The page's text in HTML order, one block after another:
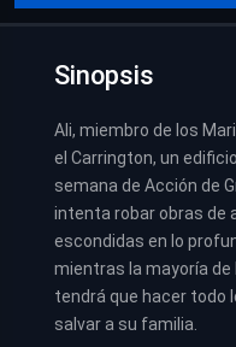
Sinopsis
Ali, miembro de los
el Carrington, un
semana de Acción de
intenta robar obras de
escondidas en lo
mientras la mayoría de
tendrá que hacer todo
salvar a su familia.